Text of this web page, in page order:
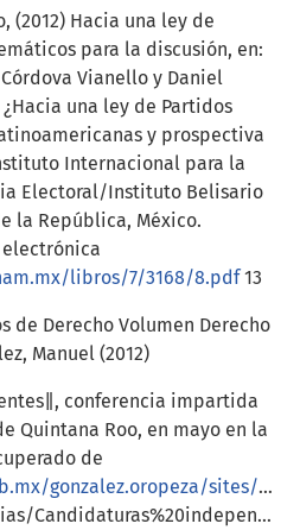
(2012) Hacia una ley de
para la discusión, en:
Vianello y Daniel
una ley de Partidos
y prospectiva
Internacional para la
Electoral/Instituto Belisario
la República, México.
libros/7/3168/8.pdf13
de Derecho Volumen Derecho
Manuel (2012)
conferencia impartida
Quintana Roo, en mayo en la
de
sites/magistrados.te.gob.mx.gonzalez